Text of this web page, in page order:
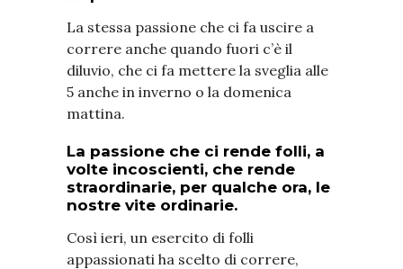
La stessa passione che ci fa uscire a
correre anche quando fuori c’è il
diluvio, che ci fa mettere la sveglia alle
5 anche in inverno o la domenica
mattina.
La passione che ci rende folli, a
volte incoscienti, che rende
straordinarie, per qualche ora, le
nostre vite ordinarie.
Così ieri, un esercito di folli
appassionati ha scelto di correre,